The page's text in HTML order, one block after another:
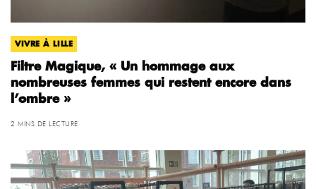
VIVRE À LILLE
Filtre Magique, « Un hommage aux
nombreuses femmes qui restent encore dans
l’ombre »
2 MINS DE LECTURE